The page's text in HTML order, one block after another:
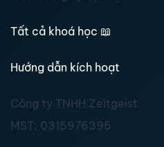
Tất cả khoá học 📖
Hướng dẫn kích hoạt
Công ty TNHH Zeitgeist
MST: 0315976395